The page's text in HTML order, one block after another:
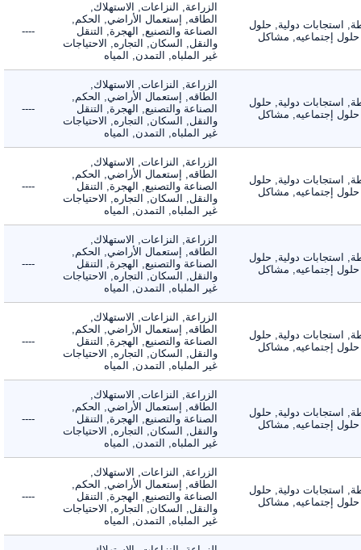
استجابات دولية, حلول
إجتماعيه, مشاكل
الزراعة, النزاعات, الاستهلاك,
الطاقه, إستعمال الأراضي, الحكم,
الصناعة والتصنيع, الهجرة, التنقل
والنقل, السكان, التجاره, الاحتياجات
غير الملباه, التمدن, المياه
----
استجابات دولية, حلول
إجتماعيه, مشاكل
الزراعة, النزاعات, الاستهلاك,
الطاقه, إستعمال الأراضي, الحكم,
الصناعة والتصنيع, الهجرة, التنقل
والنقل, السكان, التجاره, الاحتياجات
غير الملباه, التمدن, المياه
----
استجابات دولية, حلول
إجتماعيه, مشاكل
الزراعة, النزاعات, الاستهلاك,
الطاقه, إستعمال الأراضي, الحكم,
الصناعة والتصنيع, الهجرة, التنقل
والنقل, السكان, التجاره, الاحتياجات
غير الملباه, التمدن, المياه
----
استجابات دولية, حلول
إجتماعيه, مشاكل
الزراعة, النزاعات, الاستهلاك,
الطاقه, إستعمال الأراضي, الحكم,
الصناعة والتصنيع, الهجرة, التنقل
والنقل, السكان, التجاره, الاحتياجات
غير الملباه, التمدن, المياه
----
استجابات دولية, حلول
إجتماعيه, مشاكل
الزراعة, النزاعات, الاستهلاك,
الطاقه, إستعمال الأراضي, الحكم,
الصناعة والتصنيع, الهجرة, التنقل
والنقل, السكان, التجاره, الاحتياجات
غير الملباه, التمدن, المياه
----
استجابات دولية, حلول
إجتماعيه, مشاكل
الزراعة, النزاعات, الاستهلاك,
الطاقه, إستعمال الأراضي, الحكم,
الصناعة والتصنيع, الهجرة, التنقل
والنقل, السكان, التجاره, الاحتياجات
غير الملباه, التمدن, المياه
----
استجابات دولية, حلول
إجتماعيه, مشاكل
الزراعة, النزاعات, الاستهلاك,
الطاقه, إستعمال الأراضي, الحكم,
الصناعة والتصنيع, الهجرة, التنقل
والنقل, السكان, التجاره, الاحتياجات
غير الملباه, التمدن, المياه
----